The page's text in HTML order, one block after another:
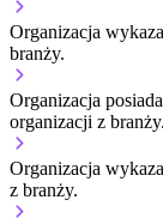
Organizacja
branży.
Organizacja
organizacji z branży.
Organizacja
z branży.